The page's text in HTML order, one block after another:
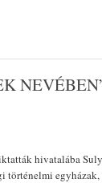
hivatalába
történelmi